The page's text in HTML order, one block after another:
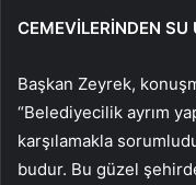
CEMEVİLERİNDEN
Başkan Zeyrek,
“Belediyecilik ayrım
karşılamakla
budur. Bu güzel